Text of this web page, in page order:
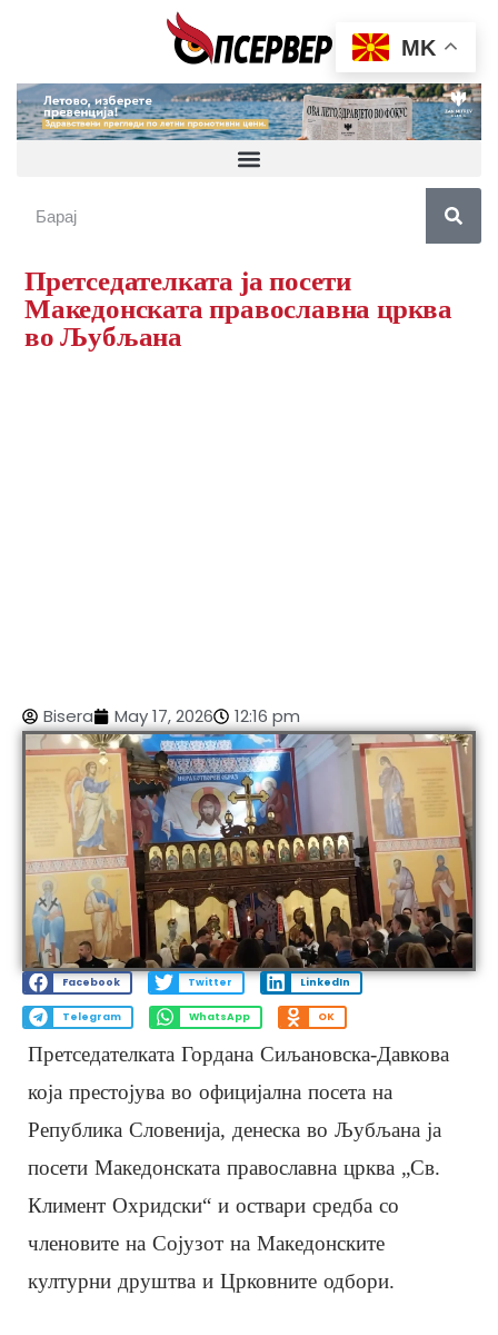
Претседателката ја посети
Македонската православна црква
во Љубљана
Bisera May 17, 2026 12:16 pm
Facebook Twitter LinkedIn
Telegram WhatsApp OK
Претседателката Гордана Сиљановска-Давкова
која престојува во официјална посета на
Република Словенија, денеска во Љубљана ја
посети Македонската православна црква „Св.
Климент Охридски“ и оствари средба со
членовите на Сојузот на Македонските
културни друштва и Црковните одбори.
MK